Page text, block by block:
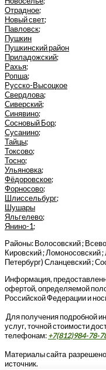
Отрадное;
Новый свет;
Павловск;
Пушкин
Пушкинский район
Приладожский;
Рахья;
Ропша;
Русско-Высоцкое
Свердлова;
Сиверский;
Синявино;
Сосновый Бор;
Сусанино;
Тайцы;
Токсово;
Тосно;
Ульяновка;
Фёдоровское;
Форносово;
Шлиссельбург;
Шушары
Яльгелево;
Янино-1;
Районы: Волосовский ;
Кировский ; Ломоносовский
Петербург) Сланцевский ;
Информация,
офертой, определяемой
Российской Федерации и
Для получения подробной
услуг, точной стоимости
телефонам:+7(812)984-78-
Материалы сайта
источник.